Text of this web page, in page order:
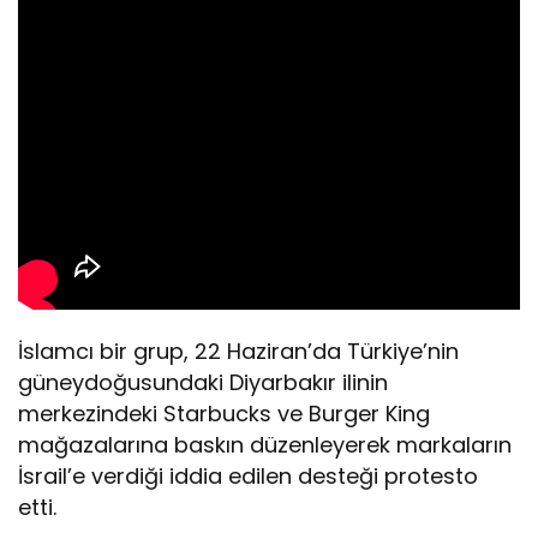
İslamcı bir grup, 22 Haziran’da Türkiye’nin
güneydoğusundaki Diyarbakır ilinin
merkezindeki Starbucks ve Burger King
mağazalarına baskın düzenleyerek markaların
İsrail’e verdiği iddia edilen desteği protesto
etti.